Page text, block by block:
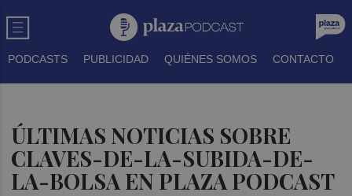
PODCASTS PUBLICIDAD QUIÉNES SOMOS CONTACTO
ÚLTIMAS NOTICIAS SOBRE
CLAVES-DE-LA-SUBIDA-DE-
LA-BOLSA EN PLAZA PODCAST